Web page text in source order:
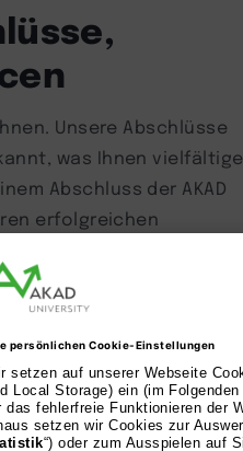
Unsere Abschlüsse
was Ihnen vielfältige
Abschluss der AKAD
erfolgreichen